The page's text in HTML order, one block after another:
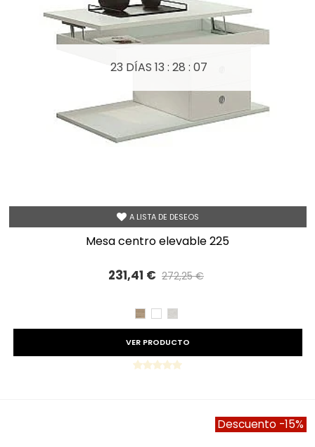
A LISTA DE DESEOS
23 DÍAS 13 : 28 : 05
mesa centro elevable 225
231,41 € 272,25 €
CAMBRIAN
BLANCO
VER PRODUCTO
Descuento -15%